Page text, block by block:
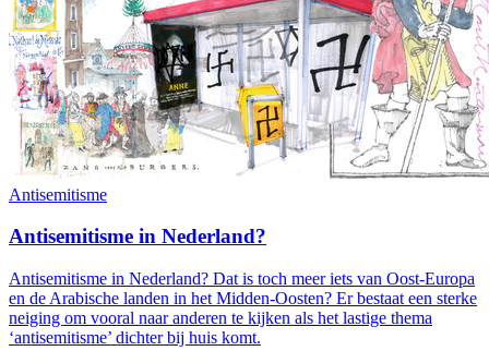
Antisemitisme
Antisemitisme in Nederland?
Antisemitisme in Nederland? Dat is toch meer iets van Oost-Europa
en de Arabische landen in het Midden-Oosten? Er bestaat een sterke
neiging om vooral naar anderen te kijken als het lastige thema
‘antisemitisme’ dichter bij huis komt.